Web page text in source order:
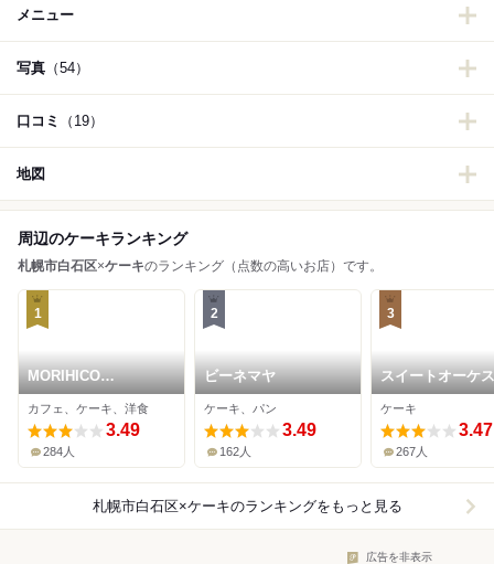
メニュー
写真 （54）
口コミ （19）
地図
周辺のケーキランキング
札幌市白石区×ケーキのランキング（点数の高いお店）です。
1
MORIHICO
ROASTING&COFFEE
カフェ、ケーキ、洋食
3.49
284人
2
ビーネマヤ
ケーキ、パン
3.49
162人
3
スイートオーケ
わらく堂 本店
ケーキ
3.47
267人
札幌市白石区×ケーキのランキングをもっと見る
広告を非表示